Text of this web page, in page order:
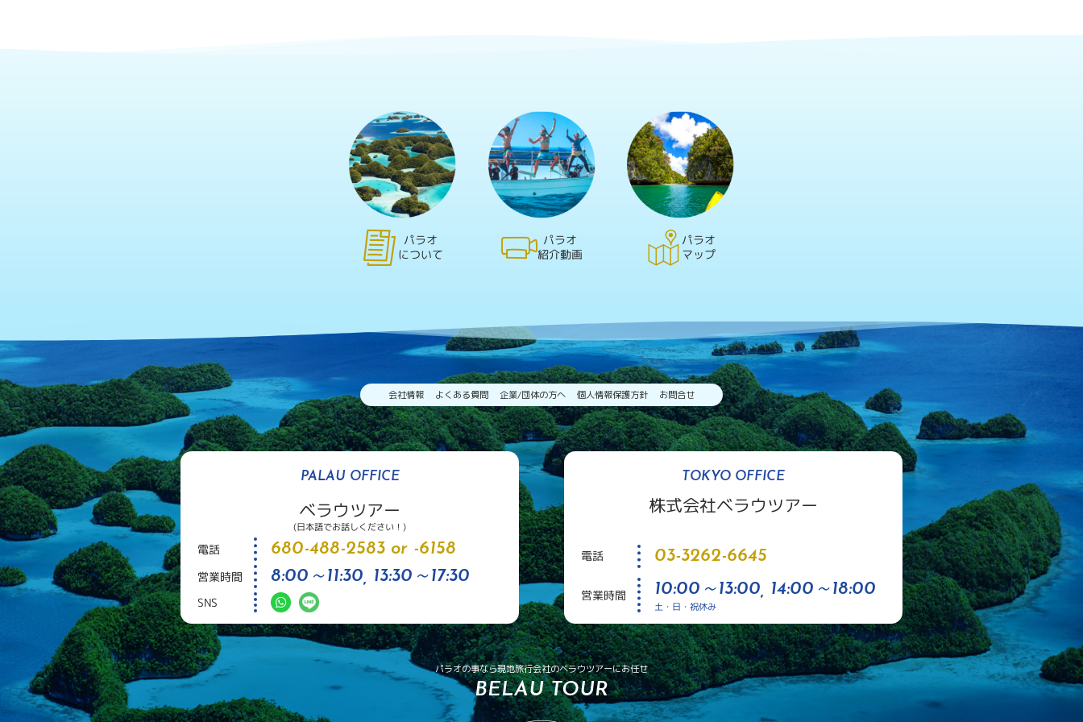
パラオ
について
パラオ
紹介動画
パラオ
マップ
会社情報 よくある質問 企業/団体の方へ 個人情報保護方針 お問合せ
PALAU OFFICE
ベラウツアー
(日本語でお話しください！)
電話 680-488-2583 or -6158
営業時間 8:00～11:30, 13:30～17:30
SNS
TOKYO OFFICE
株式会社ベラウツアー
電話 03-3262-6645
営業時間 10:00～13:00, 14:00～18:00
土・日・祝休み
パラオの事なら現地旅行会社のベラウツアーにお任せ
BELAU TOUR